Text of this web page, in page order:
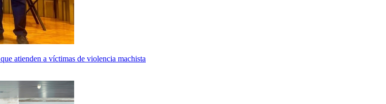
atienden a víctimas de violencia machista